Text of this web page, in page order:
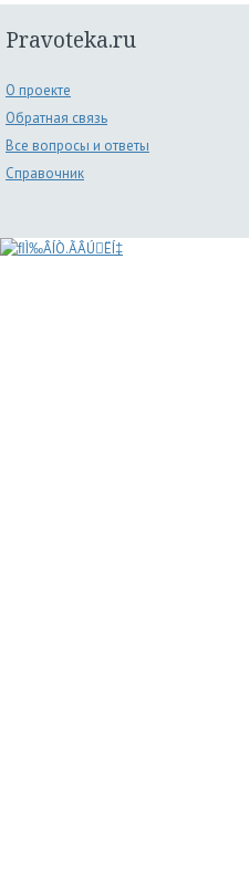
Pravoteka.ru
О проекте
Обратная связь
Все вопросы и ответы
Справочник